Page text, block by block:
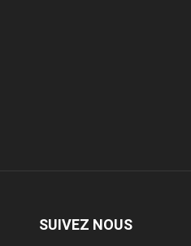
SUIVEZ NOUS